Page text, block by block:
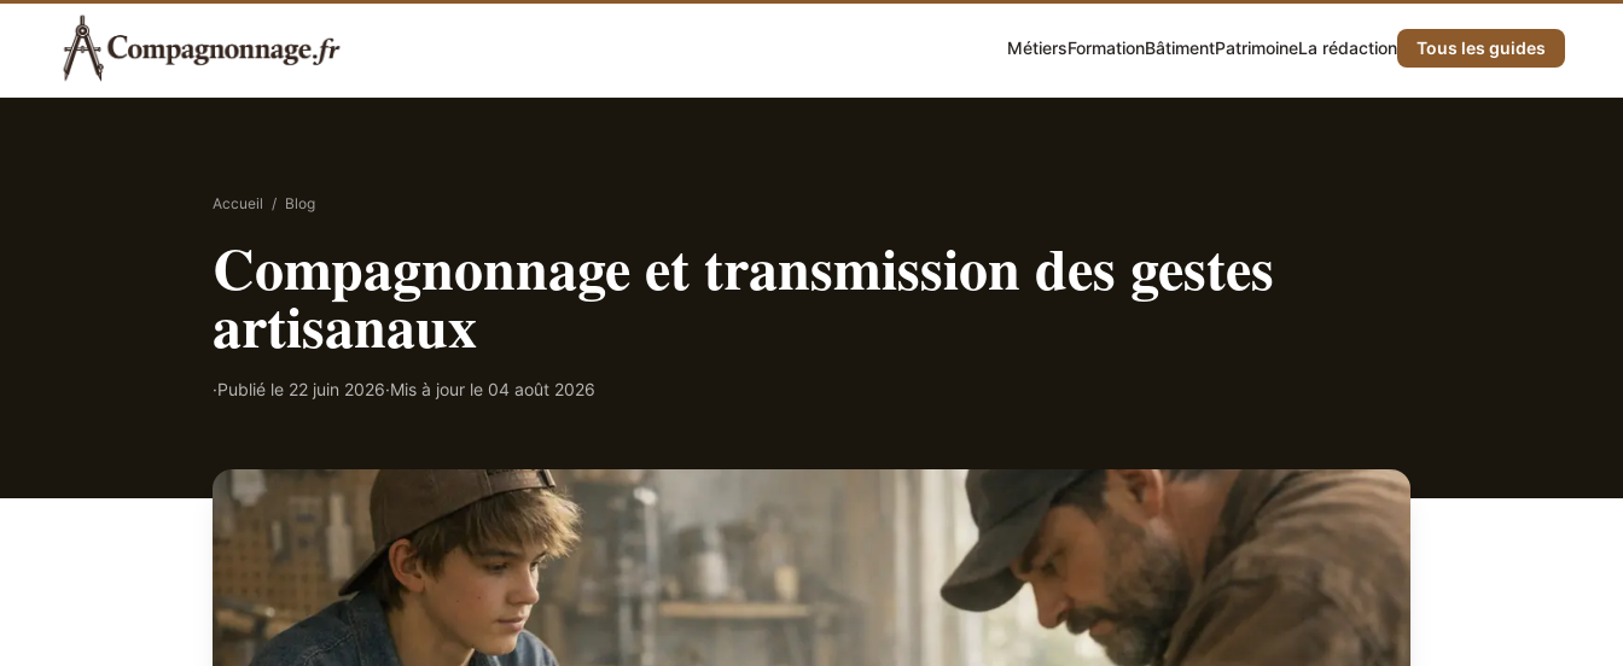
MétiersFormationBâtimentPatrimoineLa rédaction Tous les guides
Accueil / Blog
Compagnonnage et transmission des gestes
artisanaux
·Publié le 22 juin 2026·Mis à jour le 04 août 2026